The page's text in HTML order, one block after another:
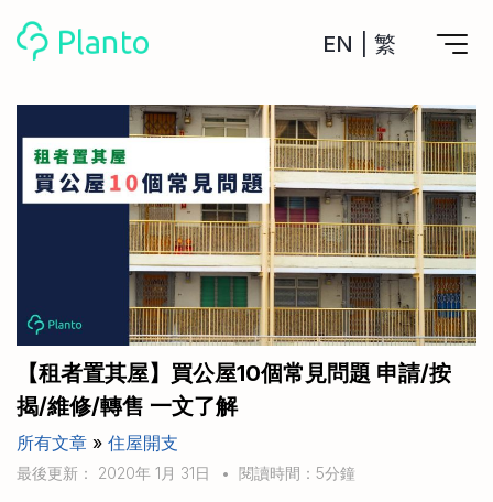
EN 繁
計劃買樓
計劃買樓第一步
全功能記賬
管理及分析所有戶口
管理MPF戶口
一次過管理所有強積金戶口
申請清卡數/私人貸款
CreFIT x Planto推廣優惠
工具
私人貸款
年利率/APR/年息比較
投資戶口 (美股)
比較最抵美股投資戶口
投資戶口 (港股)
比較最抵港股投資戶口
投資加密貨幣
比較最抵Crypto交易所
月供股票計劃
比較最抵月供計劃戶口
Academy
Marketplace
其他網站
【租者置其屋】買公屋10個常見問題 申請/按
揭/維修/轉售 一文了解
所有文章 » 住屋開支
最後更新： 2020年 1月 31日 • 閱讀時間：5分鐘